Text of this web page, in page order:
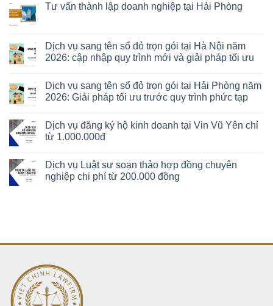
Tư vấn thành lập doanh nghiệp tại Hải Phòng
Dịch vụ sang tên sổ đỏ trọn gói tại Hà Nội năm
2026: cập nhập quy trình mới và giải pháp tối ưu
Dịch vụ sang tên sổ đỏ trọn gói tại Hải Phòng năm
2026: Giải pháp tối ưu trước quy trình phức tạp
Dịch vụ đăng ký hộ kinh doanh tại Vin Vũ Yên chỉ
từ 1.000.000đ
Dịch vụ Luật sư soạn thảo hợp đồng chuyên
nghiệp chi phí từ 200.000 đồng